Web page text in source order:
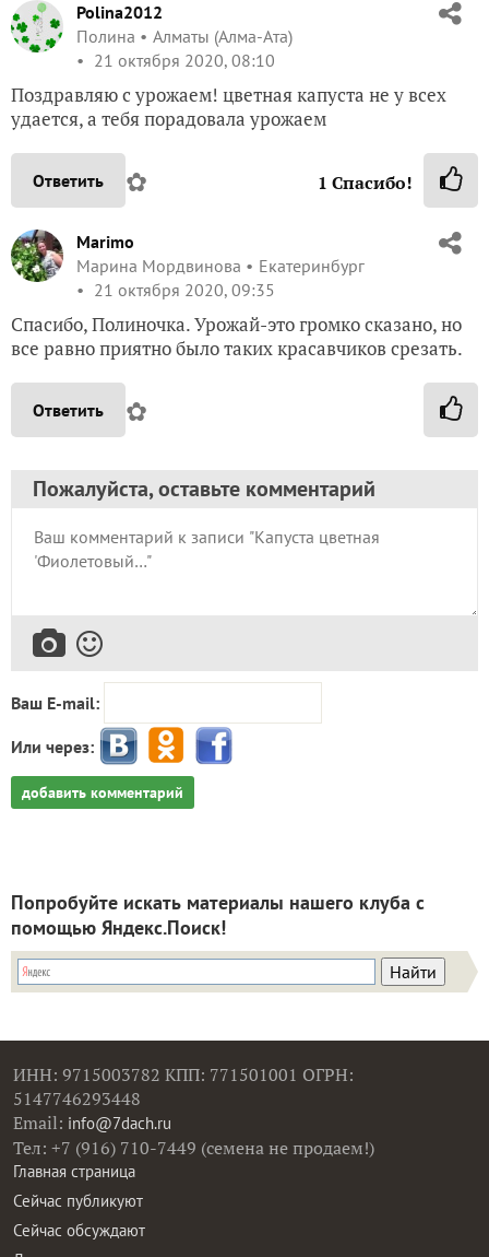
Polina2012
Полина
Алматы (Алма-Ата)
21 октября 2020, 08:10
Поздравляю с урожаем! цветная капуста не у всех
удается, а тебя порадовала урожаем
Ответить ✿ 1 Спасибо!
Marimo
Марина Мордвинова
Екатеринбург
21 октября 2020, 09:35
Спасибо, Полиночка. Урожай-это громко сказано, но
все равно приятно было таких красавчиков срезать.
Ответить ✿
Пожалуйста, оставьте комментарий
Ваш E-mail:
Или через:
добавить комментарий
Попробуйте искать материалы нашего клуба с
помощью Яндекс.Поиск!
ИНН: 9715003782 КПП: 771501001 ОГРН:
5147746293448
Email: info@7dach.ru
Тел: +7 (916) 710-7449 (семена не продаем!)
Главная страница
Сейчас публикуют
Сейчас обсуждают